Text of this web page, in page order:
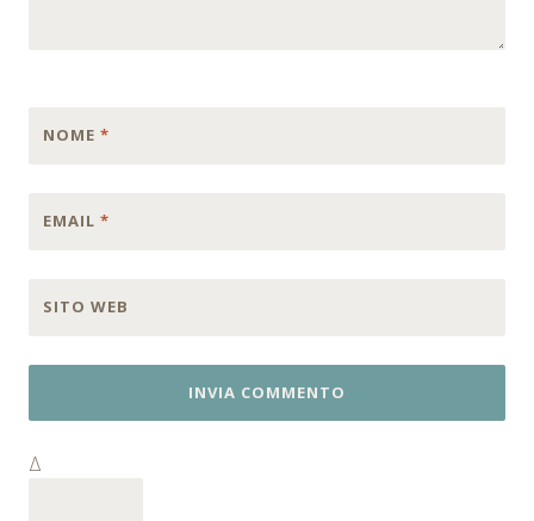
NOME *
EMAIL *
SITO WEB
Δ